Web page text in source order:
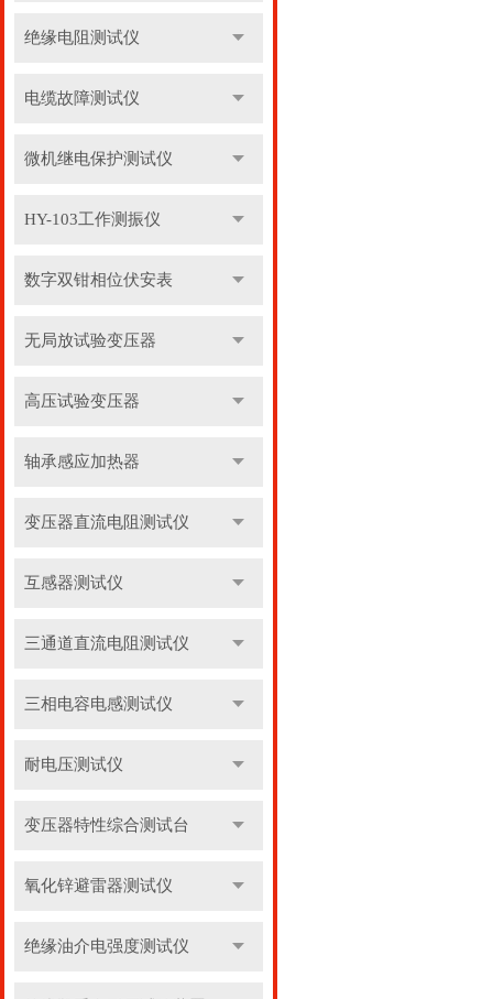
绝缘电阻测试仪
电缆故障测试仪
微机继电保护测试仪
HY-103工作测振仪
数字双钳相位伏安表
无局放试验变压器
高压试验变压器
轴承感应加热器
变压器直流电阻测试仪
互感器测试仪
三通道直流电阻测试仪
三相电容电感测试仪
耐电压测试仪
变压器特性综合测试台
氧化锌避雷器测试仪
绝缘油介电强度测试仪